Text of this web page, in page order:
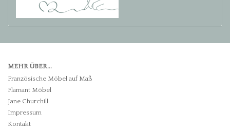
MEHR ÜBER...
Französische Möbel auf Maß
Flamant Möbel
Jane Churchill
Impressum
Kontakt